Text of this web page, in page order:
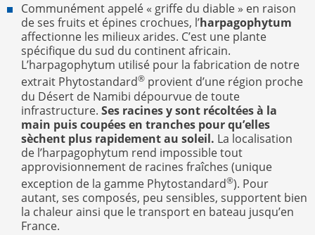
Communément appelé « griffe du diable » en raison
de ses fruits et épines crochues, l’harpagophytum
affectionne les milieux arides. C’est une plante
spécifique du sud du continent africain.
L’harpagophytum utilisé pour la fabrication de notre
extrait Phytostandard® provient d’une région proche
du Désert de Namibi dépourvue de toute
infrastructure. Ses racines y sont récoltées à la
main puis coupées en tranches pour qu’elles
sèchent plus rapidement au soleil. La localisation
de l’harpagophytum rend impossible tout
approvisionnement de racines fraîches (unique
exception de la gamme Phytostandard®). Pour
autant, ses composés, peu sensibles, supportent bien
la chaleur ainsi que le transport en bateau jusqu’en
France.